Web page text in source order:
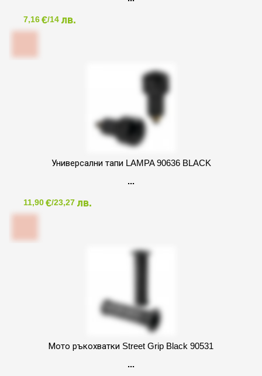
7,16€/14 лв.
Универсални тапи LAMPA 90636 BLACK
11,90€/23,27 лв.
Мото ръкохватки Street Grip Black 90531